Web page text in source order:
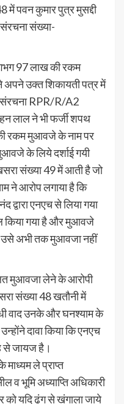
में पवन कुमार पुत्र मुसद्दी
संख्या-
97 लाख की रकम
उक्त शिकायती पत्र में
संरचना RPR/R/A2
लाल ने भी फर्जी शपथ
रकम मुआवजे के नाम पर
के लिये दर्शाई गयी
संख्या 49 में आती है जो
ने आरोप लगाया है कि
एनएच से लिया गया
किया गया है और मुआवजे
उसे अभी तक मुआवजा नहीं
मुआवजा लेने के आरोपी
संख्या 48 खतौनी में
वाद उनके और घनश्याम के
दावा किया कि एनएच
से जायज है।
ले प्राप्त
व भूमि अध्याप्ति अधिकारी
को यदि ढंग से खंगाला जाये